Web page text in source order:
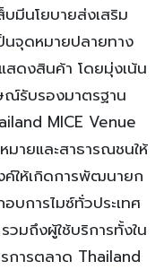
บมีนโยบายส่งเสริม
นจุดหมายปลายทาง
สดงสินค้า โดยมุ่งเน้น
รับรองมาตรฐาน
MICE Venue
มายและสาธารณชนให้
ให้เกิดการพัฒนายก
บการไมซ์ทั่วประเทศ
วมถึงผู้ใช้บริการทั้งใน
การตลาด Thailand